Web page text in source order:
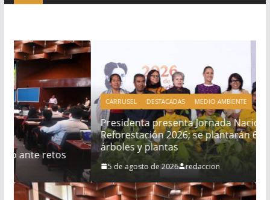
CARRUSEL DESTACADAS MEDIO AMBIENTE
Presidenta presenta Jornada Nacional de
Reforestación 2026; se plantarán 6.6 millones de
árboles y plantas
5 de agosto de 2026 redaccion